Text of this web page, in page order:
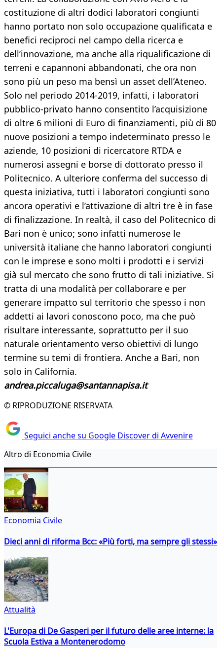
costituzione di altri dodici laboratori congiunti
hanno portato non solo occupazione qualificata e
benefici reciproci nel campo della ricerca e
dell’innovazione, ma anche alla riqualificazione di
terreni e capannoni abbandonati, che ora non
sono più un peso ma bensì un asset dell’Ateneo.
Solo nel periodo 2014-2019, infatti, i laboratori
pubblico-privato hanno consentito l’acquisizione
di oltre 6 milioni di Euro di finanziamenti, più di 80
nuove posizioni a tempo indeterminato presso le
aziende, 10 posizioni di ricercatore RTDA e
numerosi assegni e borse di dottorato presso il
Politecnico. A ulteriore conferma del successo di
questa iniziativa, tutti i laboratori congiunti sono
ancora operativi e l’attivazione di altri tre è in fase
di finalizzazione. In realtà, il caso del Politecnico di
Bari non è unico; sono infatti numerose le
università italiane che hanno laboratori congiunti
con le imprese e sono molti i prodotti e i servizi
già sul mercato che sono frutto di tali iniziative. Si
tratta di una modalità per collaborare e per
generare impatto sul territorio che spesso i non
addetti ai lavori conoscono poco, ma che può
risultare interessante, soprattutto per il suo
naturale orientamento verso obiettivi di lungo
termine su temi di frontiera. Anche a Bari, non
solo in California.
andrea.piccaluga@santannapisa.it
© RIPRODUZIONE RISERVATA
Seguici anche su Google Discover di Avvenire
Altro di Economia Civile
Economia Civile
Dieci anni di riforma Bcc: «Più forti, ma sempre gli stessi»
Attualità
L'Europa di De Gasperi per il futuro delle aree interne: la
Scuola Estiva a Montenerodomo